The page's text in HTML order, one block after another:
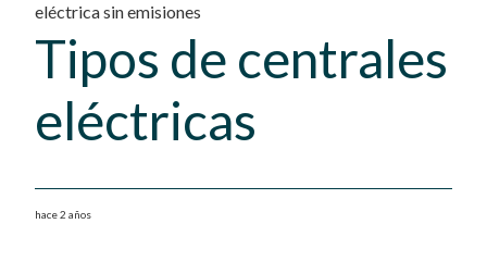
eléctrica sin emisiones
Tipos de centrales
eléctricas
hace 2 años